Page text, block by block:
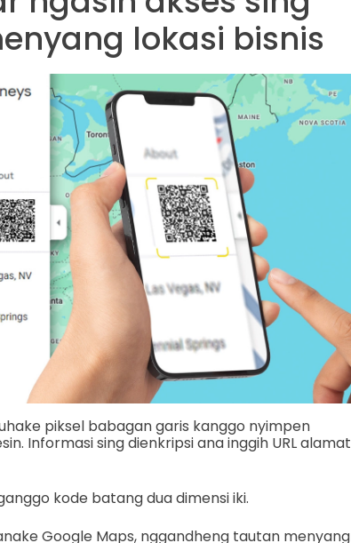
lokasi bisnis
piksel babagan garis kanggo nyimpen
Informasi sing dienkripsi ana inggih URL alamat
kode batang dua dimensi iki.
Google Maps, nggandheng tautan menyang